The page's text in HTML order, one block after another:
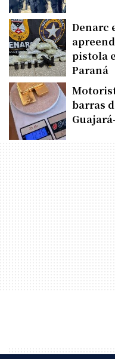
Denarc
pistola
Paraná
barras